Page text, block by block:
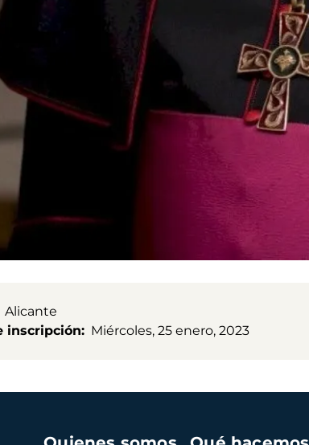
Alicante
inscripción
Miércoles, 25 enero, 2023
Navegación